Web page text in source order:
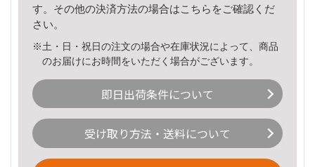
す。その他の決済方法の場合はこちら をご確認くだ
さい。
※土・日・祝日の注文の場合や在庫状況によって、商品
のお届けにお時間をいただく場合がございます。
即日出荷条件について
受け取り方法・送料について